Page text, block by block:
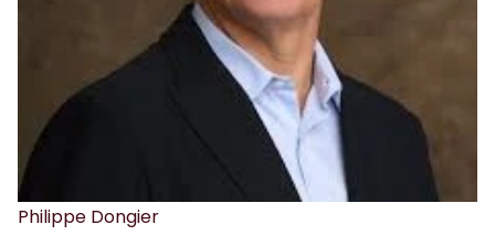
Philippe Dongier